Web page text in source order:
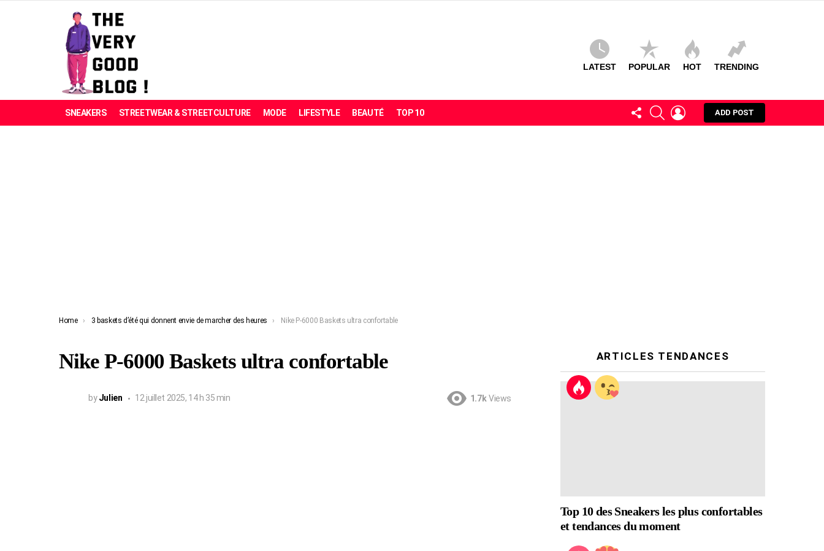
LATEST POPULAR HOT TRENDING
SNEAKERS STREETWEAR & STREETCULTURE MODE LIFESTYLE BEAUTÉ TOP 10
FOLLOW
US
SEARCHLOGIN
ADD POST
You are here:
Home 3 baskets d’été qui donnent envie de marcher des heures Nike P-6000 Baskets ultra confortable
Nike P-6000 Baskets ultra confortable
by Julien 12 juillet 2025, 14 h 35 min 1.7k Views
ARTICLES TENDANCES
Top 10 des Sneakers les plus confortables
et tendances du moment